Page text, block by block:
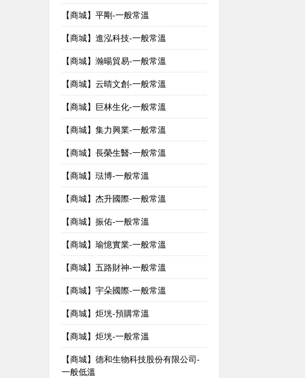
【商城】平剛-一般常溫
【商城】進泓科技-一般常溫
【商城】瀚暘貿易-一般常溫
【商城】云晴文創-一般常溫
【商城】巨林生化-一般常溫
【商城】集力興業-一般常溫
【商城】長榮生醫-一般常溫
【商城】琺博-一般常溫
【商城】杰升國際-一般常溫
【商城】振佑-一般常溫
【商城】瑜憶實業-一般常溫
【商城】五路財神-一般常溫
【商城】宇朵國際-一般常溫
【商城】炬垙-預購常溫
【商城】炬垙-一般常溫
【商城】德和生物科技股份有限公司-
一般低溫